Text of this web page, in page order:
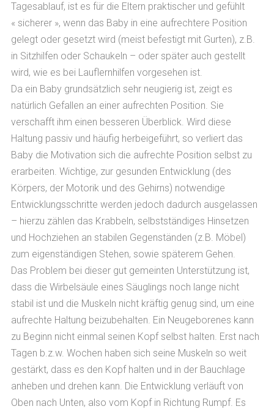
Tagesablauf, ist es für die Eltern praktischer und gefühlt
« sicherer », wenn das Baby in eine aufrechtere Position
gelegt oder gesetzt wird (meist befestigt mit Gurten), z.B.
in Sitzhilfen oder Schaukeln – oder später auch gestellt
wird, wie es bei Lauflernhilfen vorgesehen ist.
Da ein Baby grundsätzlich sehr neugierig ist, zeigt es
natürlich Gefallen an einer aufrechten Position. Sie
verschafft ihm einen besseren Überblick. Wird diese
Haltung passiv und häufig herbeigeführt, so verliert das
Baby die Motivation sich die aufrechte Position selbst zu
erarbeiten. Wichtige, zur gesunden Entwicklung (des
Körpers, der Motorik und des Gehirns) notwendige
Entwicklungsschritte werden jedoch dadurch ausgelassen
– hierzu zählen das Krabbeln, selbstständiges Hinsetzen
und Hochziehen an stabilen Gegenständen (z.B. Möbel)
zum eigenständigen Stehen, sowie späterem Gehen.
Das Problem bei dieser gut gemeinten Unterstützung ist,
dass die Wirbelsäule eines Säuglings noch lange nicht
stabil ist und die Muskeln nicht kräftig genug sind, um eine
aufrechte Haltung beizubehalten. Ein Neugeborenes kann
zu Beginn nicht einmal seinen Kopf selbst halten. Erst nach
Tagen b.z.w. Wochen haben sich seine Muskeln so weit
gestärkt, dass es den Kopf halten und in der Bauchlage
anheben und drehen kann. Die Entwicklung verläuft von
Oben nach Unten, also vom Kopf in Richtung Rumpf. Es